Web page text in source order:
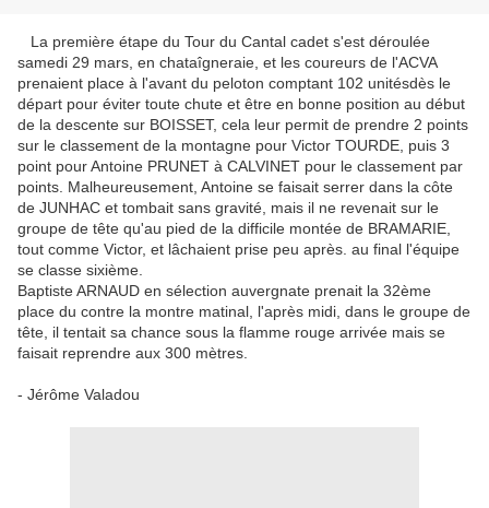
La première étape du Tour du Cantal cadet s'est déroulée
samedi 29 mars, en chataîgneraie, et les coureurs de l'ACVA
prenaient place à l'avant du peloton comptant 102 unitésdès le
départ pour éviter toute chute et être en bonne position au début
de la descente sur BOISSET, cela leur permit de prendre 2 points
sur le classement de la montagne pour Victor TOURDE, puis 3
point pour Antoine PRUNET à CALVINET pour le classement par
points. Malheureusement, Antoine se faisait serrer dans la côte
de JUNHAC et tombait sans gravité, mais il ne revenait sur le
groupe de tête qu'au pied de la difficile montée de BRAMARIE,
tout comme Victor, et lâchaient prise peu après. au final l'équipe
se classe sixième.
Baptiste ARNAUD en sélection auvergnate prenait la 32ème
place du contre la montre matinal, l'après midi, dans le groupe de
tête, il tentait sa chance sous la flamme rouge arrivée mais se
faisait reprendre aux 300 mètres.
- Jérôme Valadou